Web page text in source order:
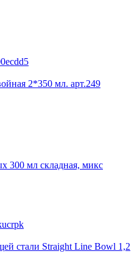
2*350 мл. арт.249
300 мл складная, микс
стали Straight Line Bowl 1,2